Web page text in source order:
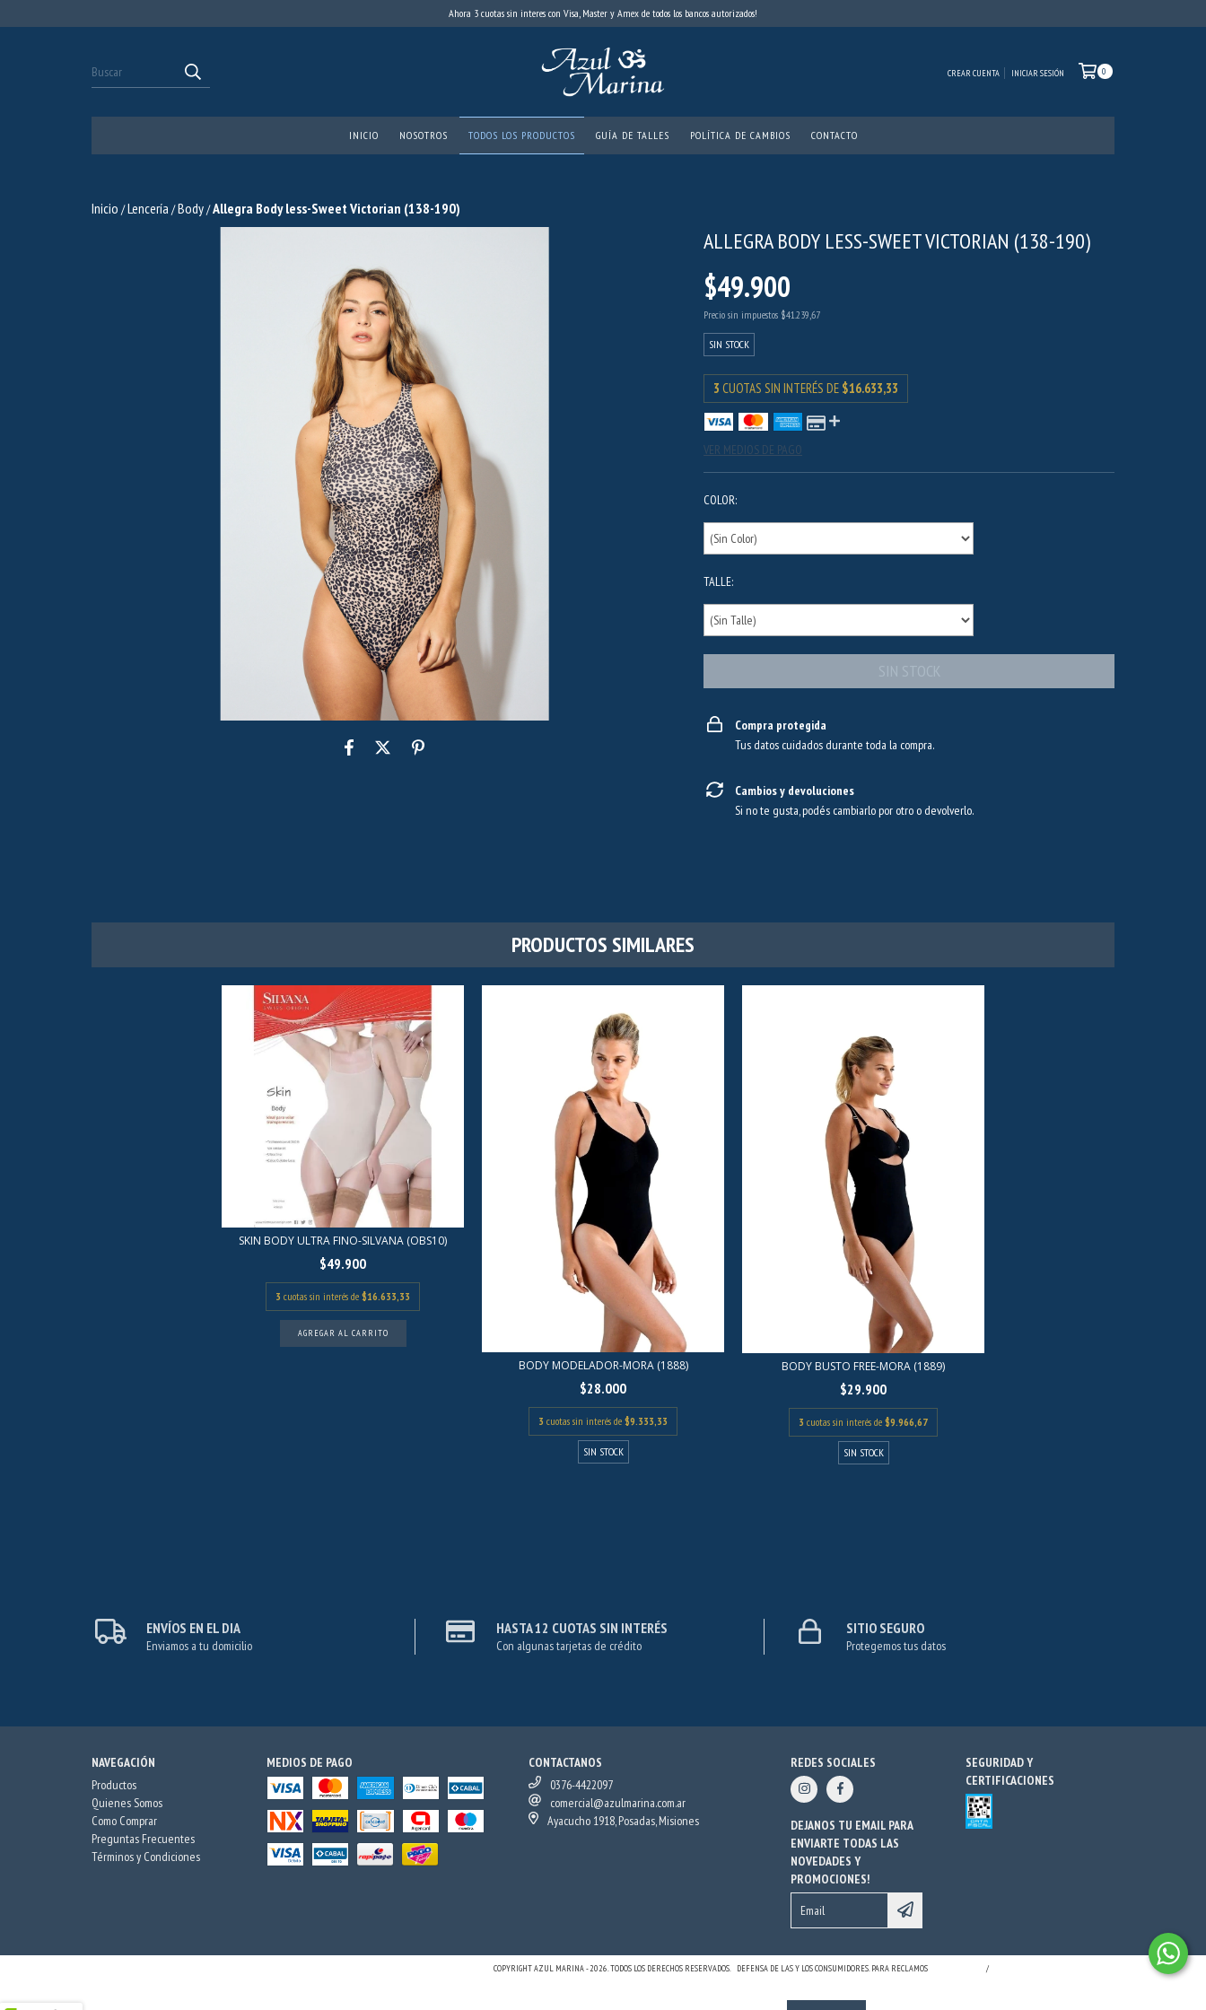
Ahora 3 cuotas sin interes con Visa, Master y Amex de todos los bancos autorizados!
CREAR CUENTA INICIAR SESIÓN 0
INICIO NOSOTROS TODOS LOS PRODUCTOS GUÍA DE TALLES POLÍTICA DE CAMBIOS CONTACTO
Inicio /Lencería /Body/Allegra Body less-Sweet Victorian (138-190)
ALLEGRA BODY LESS-SWEET VICTORIAN (138-190)
$49.900
Precio sin impuestos $41.239,67
SIN STOCK
3 CUOTAS SIN INTERÉS DE $16.633,33
VER MEDIOS DE PAGO
COLOR:
TALLE:
Compra protegida
Tus datos cuidados durante toda la compra.
Cambios y devoluciones
Si no te gusta, podés cambiarlo por otro o devolverlo.
PRODUCTOS SIMILARES
SKIN BODY ULTRA FINO-SILVANA (OBS10)
$49.900
3 cuotas sin interés de $16.633,33
AGREGAR AL CARRITO
BODY MODELADOR-MORA (1888)
$28.000
3 cuotas sin interés de $9.333,33
SIN STOCK
BODY BUSTO FREE-MORA (1889)
$29.900
3 cuotas sin interés de $9.966,67
SIN STOCK
ENVÍOS EN EL DIA
Enviamos a tu domicilio
HASTA 12 CUOTAS SIN INTERÉS
Con algunas tarjetas de crédito
SITIO SEGURO
Protegemos tus datos
NAVEGACIÓN
Productos
Quienes Somos
Como Comprar
Preguntas Frecuentes
Términos y Condiciones
MEDIOS DE PAGO
CONTACTANOS
0376-4422097
comercial@azulmarina.com.ar
Ayacucho 1918, Posadas, Misiones
REDES SOCIALES
DEJANOS TU EMAIL PARA
ENVIARTE TODAS LAS
NOVEDADES Y
PROMOCIONES!
SEGURIDAD Y
CERTIFICACIONES
COPYRIGHT AZUL MARINA - 2026. TODOS LOS DERECHOS RESERVADOS. DEFENSA DE LAS Y LOS CONSUMIDORES. PARA RECLAMOS /